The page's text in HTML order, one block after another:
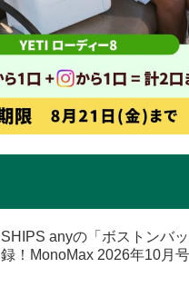
SHIPS anyの「ボストンバ
録！MonoMax 2026年10月号